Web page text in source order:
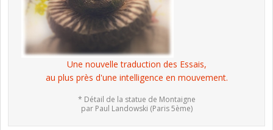
Une nouvelle traduction des Essais,
au plus près d'une intelligence en mouvement.
* Détail de la statue de Montaigne
par Paul Landowski (Paris 5ème)